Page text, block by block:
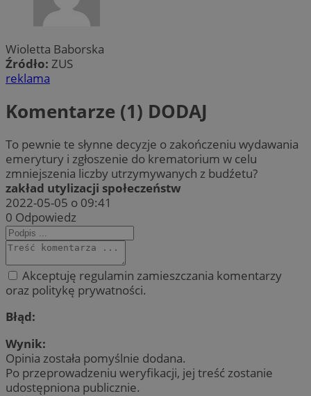
Wioletta Baborska
Źródło: ZUS
reklama
Komentarze (1) DODAJ
To pewnie te słynne decyzje o zakończeniu wydawania
emerytury i zgłoszenie do krematorium w celu
zmniejszenia liczby utrzymywanych z budźetu?
zakład utylizacji społeczeństw
2022-05-05 o 09:41
0 Odpowiedz
Akceptuję regulamin zamieszczania komentarzy
oraz politykę prywatności.
Błąd:
Wynik:
Opinia została pomyślnie dodana.
Po przeprowadzeniu weryfikacji, jej treść zostanie
udostępniona publicznie.